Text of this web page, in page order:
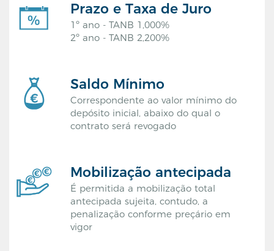
Prazo e Taxa de Juro
1º ano - TANB 1,000%
2º ano - TANB 2,200%
Saldo Mínimo
Correspondente ao valor mínimo do
depósito inicial, abaixo do qual o
contrato será revogado
Mobilização antecipada
É permitida a mobilização total
antecipada sujeita, contudo, a
penalização conforme preçário em
vigor